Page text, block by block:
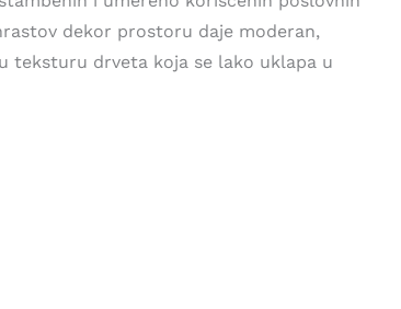
dekor prostoru daje moderan,
teksturu drveta koja se lako uklapa u